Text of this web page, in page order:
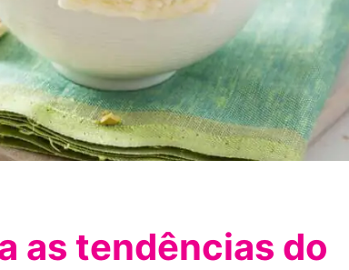
as tendências do